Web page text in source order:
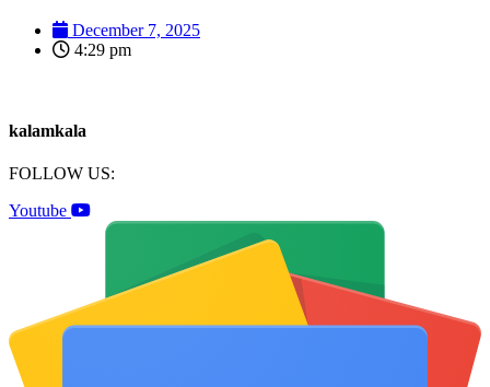
December 7, 2025
4:29 pm
kalamkala
FOLLOW US:
Youtube